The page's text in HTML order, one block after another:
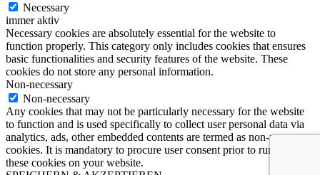
Necessary
immer aktiv
Necessary cookies are absolutely essential for the website to
function properly. This category only includes cookies that ensures
basic functionalities and security features of the website. These
cookies do not store any personal information.
Non-necessary
Non-necessary
Any cookies that may not be particularly necessary for the website
to function and is used specifically to collect user personal data via
analytics, ads, other embedded contents are termed as non-necessary
cookies. It is mandatory to procure user consent prior to running
these cookies on your website.